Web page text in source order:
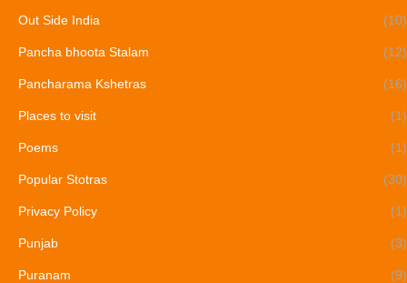
Out Side India (10)
Pancha bhoota Stalam (12)
Pancharama Kshetras (16)
Places to visit (1)
Poems (1)
Popular Stotras (30)
Privacy Policy (1)
Punjab (3)
Puranam (9)